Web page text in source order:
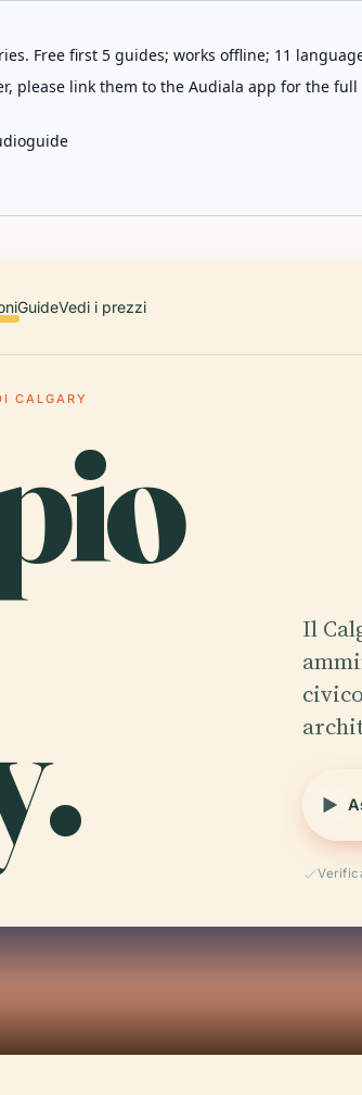
Free first 5 guides; works offline; 11
please link them to the Audiala app for the
GuideVedi i prezzi
CALGARY
Il